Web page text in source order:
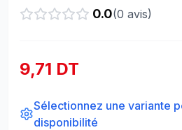
0.0(0 avis)
9,71 DT
Sélectionnez une variante
disponibilité